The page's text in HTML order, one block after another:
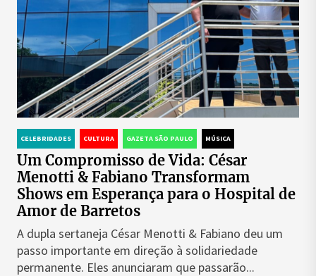
CELEBRIDADES CULTURA GAZETA SÃO PAULO MÚSICA
Um Compromisso de Vida: César
Menotti & Fabiano Transformam
Shows em Esperança para o Hospital de
Amor de Barretos
A dupla sertaneja César Menotti & Fabiano deu um
passo importante em direção à solidariedade
permanente. Eles anunciaram que passarão...